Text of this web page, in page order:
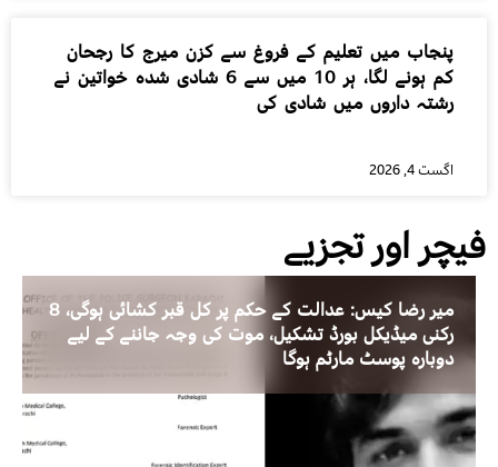
پنجاب میں تعلیم کے فروغ سے کزن میرج کا رجحان
کم ہونے لگا، ہر 10 میں سے 6 شادی شدہ خواتین نے
رشتہ داروں میں شادی کی
اگست 4, 2026
فیچر اور تجزیے
میر رضا کیس: عدالت کے حکم پر کل قبر کشائی ہوگی، 8
رکنی میڈیکل بورڈ تشکیل، موت کی وجہ جاننے کے لیے
دوبارہ پوسٹ مارٹم ہوگا